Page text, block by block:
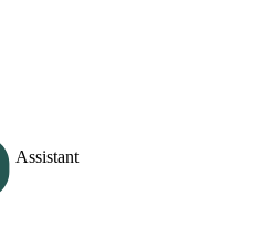
Assistant